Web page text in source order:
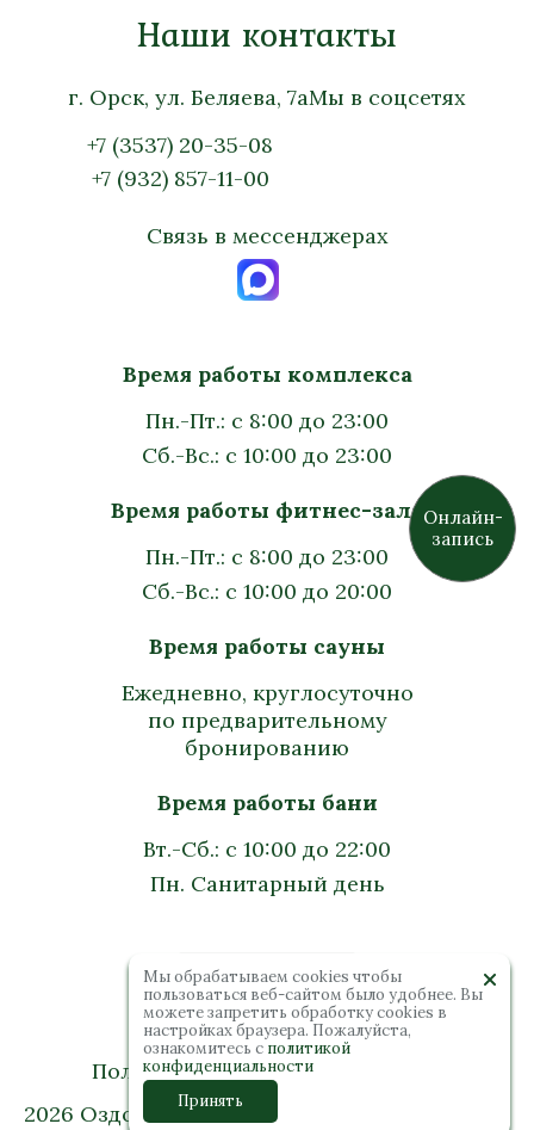
Наши контакты
г. Орск, ул. Беляева, 7а
+7 (3537) 20-35-08
+7 (932) 857-11-00
Мы в соцсетях
Связь в мессенджерах
Время работы комплекса
Пн.-Пт.: с 8:00 до 23:00
Сб.-Вс.: с 10:00 до 23:00
Время работы фитнес-зала
Пн.-Пт.: с 8:00 до 23:00
Сб.-Вс.: с 10:00 до 20:00
Время работы сауны
Ежедневно, круглосуточно
по предварительному
бронированию
Время работы бани
Вт.-Сб.: с 10:00 до 22:00
Пн. Санитарный день
Политика конфиденциальности
2026 Оздоровительный комплекс “Колибри”.
Мы обрабатываем cookies чтобы
пользоваться веб-сайтом было удобнее. Вы
можете запретить обработку сookies в
настройках браузера. Пожалуйста,
ознакомитесь с политикой
конфиденциальности
Принять
Онлайн-
запись